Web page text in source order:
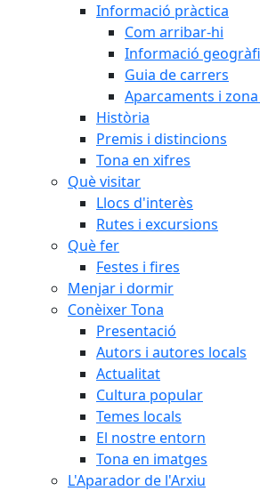
Informació pràctica
Com arribar-hi
Informació
Guia de carrers
Aparcaments i
Història
Premis i distincions
Tona en xifres
Què visitar
Llocs d'interès
Rutes i excursions
Què fer
Festes i fires
Menjar i dormir
Conèixer Tona
Presentació
Autors i autores locals
Actualitat
Cultura popular
Temes locals
El nostre entorn
Tona en imatges
L'Aparador de l'Arxiu